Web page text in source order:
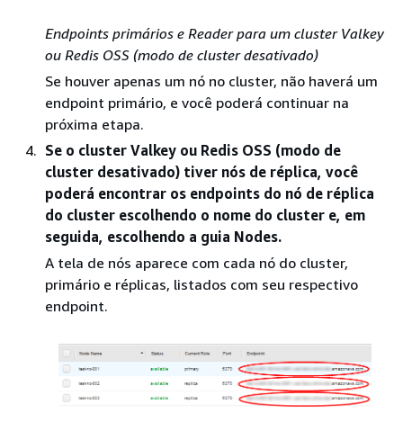
Endpoints primários e Reader para um cluster Valkey
ou Redis OSS (modo de cluster desativado)
Se houver apenas um nó no cluster, não haverá um
endpoint primário, e você poderá continuar na
próxima etapa.
Se o cluster Valkey ou Redis OSS (modo de
cluster desativado) tiver nós de réplica, você
poderá encontrar os endpoints do nó de réplica
do cluster escolhendo o nome do cluster e, em
seguida, escolhendo a guia Nodes.
A tela de nós aparece com cada nó do cluster,
primário e réplicas, listados com seu respectivo
endpoint.